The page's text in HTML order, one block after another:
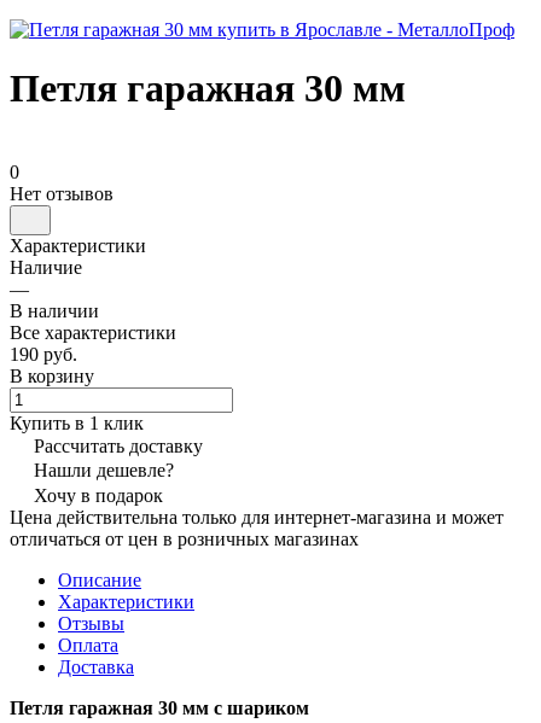
Петля гаражная 30 мм
0
Нет отзывов
Характеристики
Наличие
—
В наличии
Все характеристики
190 руб.
В корзину
Купить в 1 клик
Рассчитать доставку
Нашли дешевле?
Хочу в подарок
Цена действительна только для интернет-магазина и может
отличаться от цен в розничных магазинах
Описание
Характеристики
Отзывы
Оплата
Доставка
Петля гаражная 30 мм с шариком